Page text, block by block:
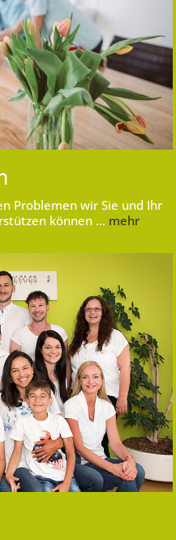
Problemen wir Sie und Ihr
können … mehr